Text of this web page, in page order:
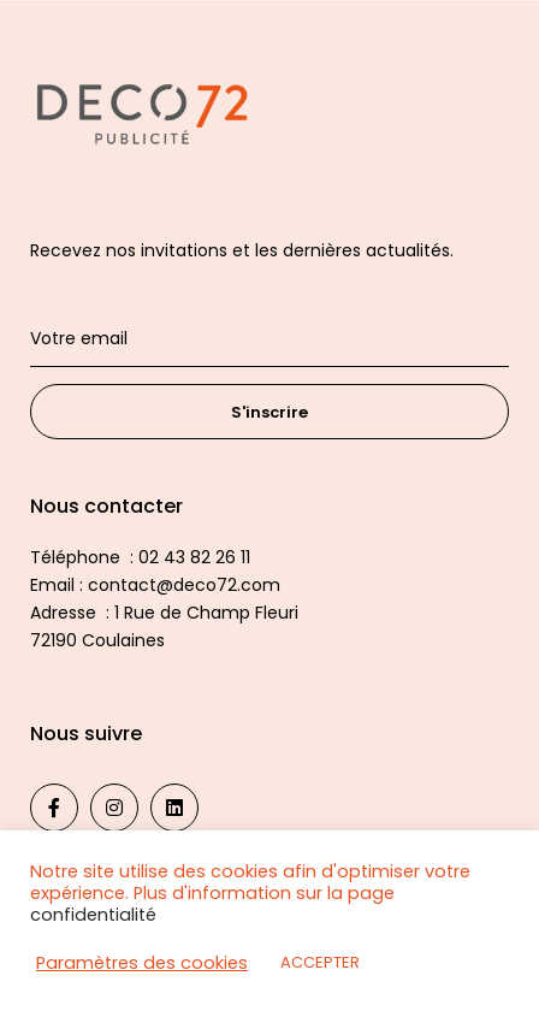
Recevez nos invitations et les dernières actualités.
S'inscrire
Nous contacter
Téléphone : 02 43 82 26 11
Email : contact@deco72.com
Adresse : 1 Rue de Champ Fleuri
72190 Coulaines
Nous suivre
Tous droits réservés
Notre site utilise des cookies afin d'optimiser votre
expérience. Plus d'information sur la page
confidentialité
Paramètres des cookies
ACCEPTER